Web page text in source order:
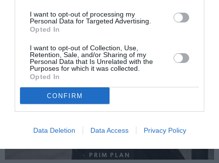
I want to opt-out of processing my
Personal Data for Targeted Advertising.
Opted In
I want to opt-out of Collection, Use,
Retention, Sale, and/or Sharing of my
Personal Data that Is Unrelated with the
Purposes for which it was collected.
Opted In
CONFIRM
Data Deletion Data Access Privacy Policy
AȚI PUTEA DORI DE
ASEMENEA
PRIM PLAN